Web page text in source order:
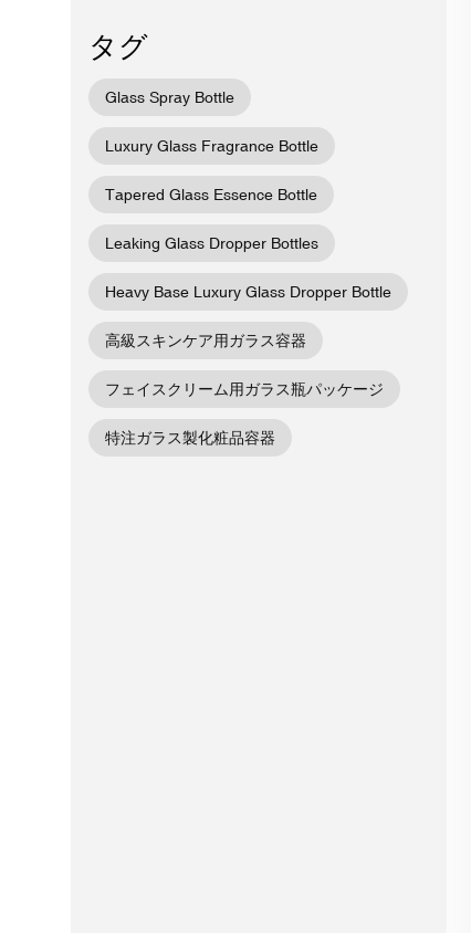
タグ
Glass Spray Bottle
Luxury Glass Fragrance Bottle
Tapered Glass Essence Bottle
Leaking Glass Dropper Bottles
Heavy Base Luxury Glass Dropper Bottle
高級スキンケア用ガラス容器
フェイスクリーム用ガラス瓶パッケージ
特注ガラス製化粧品容器